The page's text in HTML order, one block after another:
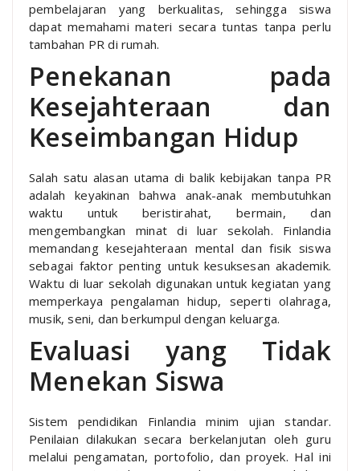
pembelajaran yang berkualitas, sehingga siswa
dapat memahami materi secara tuntas tanpa perlu
tambahan PR di rumah.
Penekanan pada
Kesejahteraan dan
Keseimbangan Hidup
Salah satu alasan utama di balik kebijakan tanpa PR
adalah keyakinan bahwa anak-anak membutuhkan
waktu untuk beristirahat, bermain, dan
mengembangkan minat di luar sekolah. Finlandia
memandang kesejahteraan mental dan fisik siswa
sebagai faktor penting untuk kesuksesan akademik.
Waktu di luar sekolah digunakan untuk kegiatan yang
memperkaya pengalaman hidup, seperti olahraga,
musik, seni, dan berkumpul dengan keluarga.
Evaluasi yang Tidak
Menekan Siswa
Sistem pendidikan Finlandia minim ujian standar.
Penilaian dilakukan secara berkelanjutan oleh guru
melalui pengamatan, portofolio, dan proyek. Hal ini